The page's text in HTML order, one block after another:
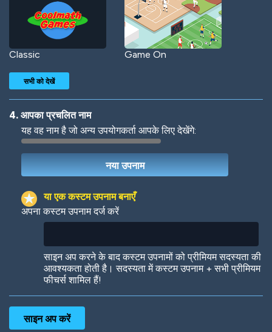
Classic Game On
Woof Jungle Cats
सभी को देखें
4. आपका प्रचलित नाम
यह वह नाम है जो अन्य उपयोगकर्ता आपके लिए देखेंगे:
या एक कस्टम उपनाम बनाएँ
अपना कस्टम उपनाम दर्ज करें
साइन अप करने के बाद कस्टम उपनामों को प्रीमियम सदस्यता की
आवश्यकता होती है। सदस्यता में कस्टम उपनाम + सभी प्रीमियम
फीचर्स शामिल हैं!